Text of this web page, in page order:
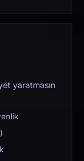
yaratmasın